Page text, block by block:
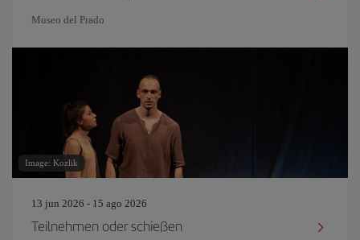
Museo del Prado
Image: Kozlik
13 jun 2026 - 15 ago 2026
Teilnehmen oder schießen